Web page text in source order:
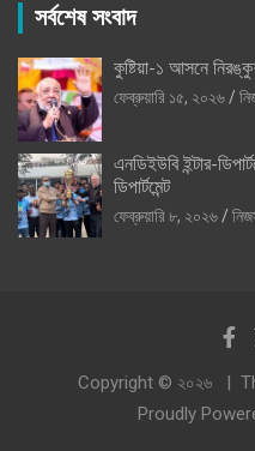
সর্বশেষ সংবাদ
কুষ্টিয়া-১ আসনে
ফেব্রুয়ারি ১৫, ২০২৬
এনডিইউবি ইন্টার-
ডিপার্টমেন্ট
ফেব্রুয়ারি ৮, ২০২৬
Copyright © ২০২৬
Proudly